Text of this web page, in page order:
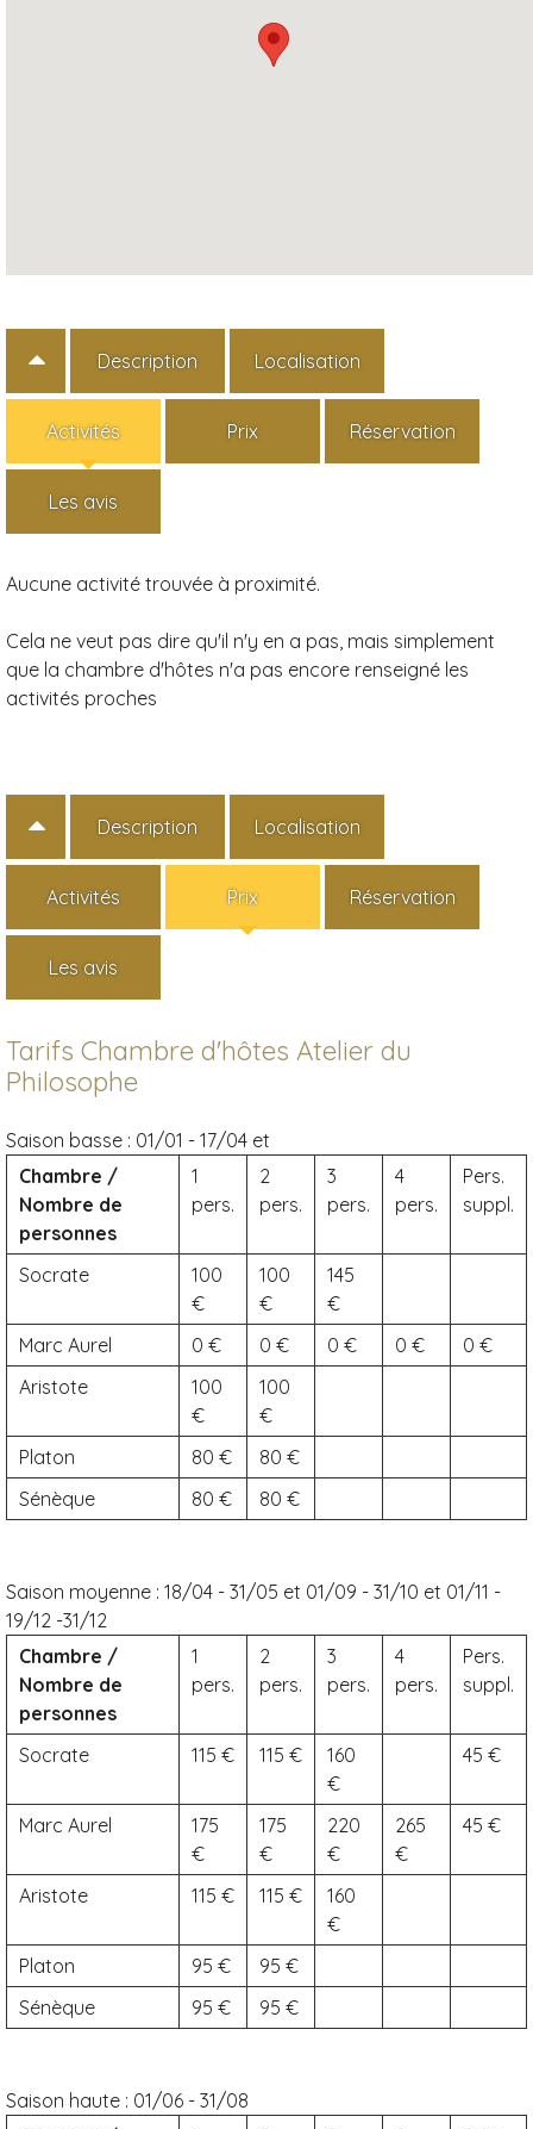
Description Localisation
Activités Prix Réservation
Les avis
Aucune activité trouvée à proximité.
Cela ne veut pas dire qu'il n'y en a pas, mais simplement
que la chambre d'hôtes n'a pas encore renseigné les
activités proches
Description Localisation
Activités Prix Réservation
Les avis
Tarifs Chambre d'hôtes Atelier du
Philosophe
Saison basse : 01/01 - 17/04 et
Chambre /
Nombre de
personnes
1
pers.
2
pers.
3
pers.
4
pers.
Pers.
suppl.
Socrate 100 100 145
Marc Aurel 0 0 0 0
0
Aristote
100 100
Platon 80
80
Sénèque
80 80
Saison moyenne : 18/04 - 31/05 et 01/09 - 31/10 et 01/11 -
19/12 -31/12
Chambre /
Nombre de
personnes
1
pers.
2
pers.
3
pers.
4
pers.
Pers.
suppl.
Socrate 115 115 160 45
Marc Aurel 175 175 220 265 45
Aristote 115 115 160
Platon 95
95
Sénèque
95 95
Saison haute : 01/06 - 31/08